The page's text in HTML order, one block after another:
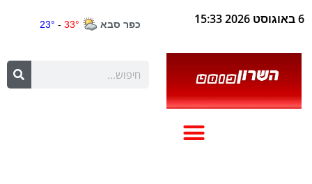
6 באוגוסט 2026 15:33